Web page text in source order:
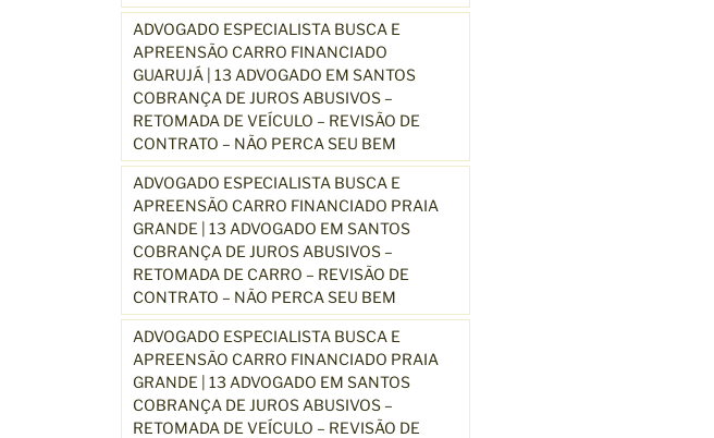
ADVOGADO ESPECIALISTA BUSCA E
APREENSÃO CARRO FINANCIADO
GUARUJÁ | 13 ADVOGADO EM SANTOS
COBRANÇA DE JUROS ABUSIVOS –
RETOMADA DE VEÍCULO – REVISÃO DE
CONTRATO – NÃO PERCA SEU BEM
ADVOGADO ESPECIALISTA BUSCA E
APREENSÃO CARRO FINANCIADO PRAIA
GRANDE | 13 ADVOGADO EM SANTOS
COBRANÇA DE JUROS ABUSIVOS –
RETOMADA DE CARRO – REVISÃO DE
CONTRATO – NÃO PERCA SEU BEM
ADVOGADO ESPECIALISTA BUSCA E
APREENSÃO CARRO FINANCIADO PRAIA
GRANDE | 13 ADVOGADO EM SANTOS
COBRANÇA DE JUROS ABUSIVOS –
RETOMADA DE VEÍCULO – REVISÃO DE